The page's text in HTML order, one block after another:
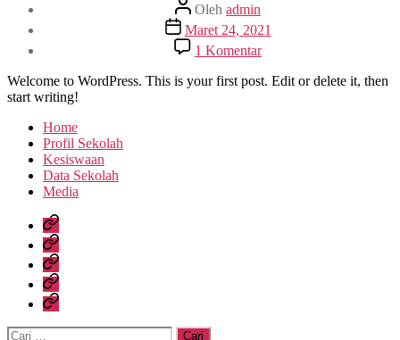
Penulis
artikel
Oleh admin
Tanggal
artikel
Maret 24, 2021
1 Komentarpada
Hello
world!
Welcome to WordPress. This is your first post. Edit or delete it, then
start writing!
Home
Profil Sekolah
Kesiswaan
Data Sekolah
Media
Home
Profil
Sekolah
Kesiswaan
Data
Sekolah
Media
Cari: